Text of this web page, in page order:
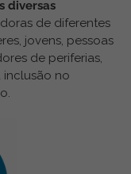
diversas
de diferentes
jovens, pessoas
de periferias,
no